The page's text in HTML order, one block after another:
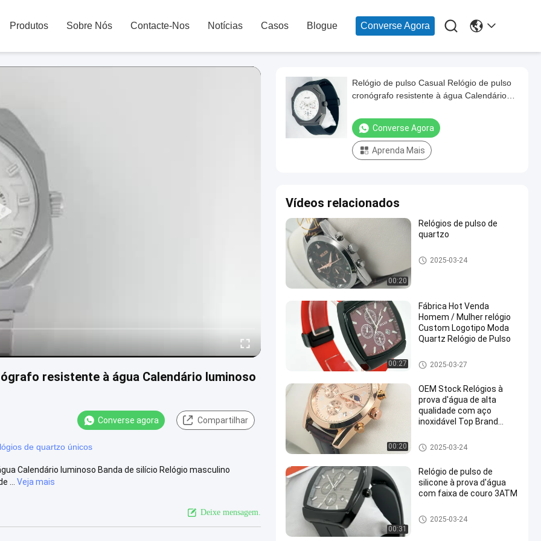
Produtos Sobre Nós Contacte-Nos Notícias Casos Blogue Converse Agora 
resistente à água Calendário luminoso
Converse agora Compartilhar
de quartzo únicos
Calendário luminoso Banda de silício Relógio masculino
...
Veja mais
Deixe mensagem.
Relógio de pulso Casual Relógio de pulso
cronógrafo resistente à água Calendário
masculino
Converse Agora
Aprenda Mais
Vídeos relacionados
00:20
Relógios de pulso de
quartzo
relógio de quartzo
2025-03-24
00:27
Fábrica Hot Venda
Homem / Mulher relógio
Custom Logotipo Moda
Quartz Relógio de Pulso
relógio de quartzo
2025-03-27
00:20
OEM Stock Relógios à
prova d'água de alta
qualidade com aço
inoxidável Top Brand
Chronograph Quartz
Watch
relógio de quartzo
2025-03-24
00:31
Relógio de pulso de
silicone à prova d'água
com faixa de couro 3ATM
Relógio de pulso de quartzo
2025-03-24